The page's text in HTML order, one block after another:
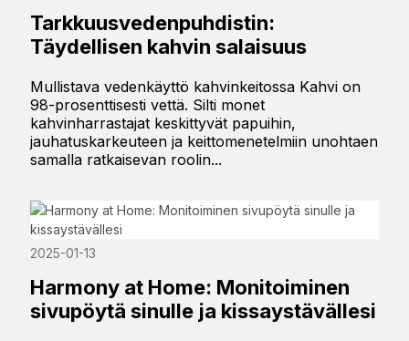
Tarkkuusvedenpuhdistin:
Täydellisen kahvin salaisuus
Mullistava vedenkäyttö kahvinkeitossa Kahvi on
98-prosenttisesti vettä. Silti monet
kahvinharrastajat keskittyvät papuihin,
jauhatuskarkeuteen ja keittomenetelmiin unohtaen
samalla ratkaisevan roolin...
2025-01-13
Harmony at Home: Monitoiminen
sivupöytä sinulle ja kissaystävällesi